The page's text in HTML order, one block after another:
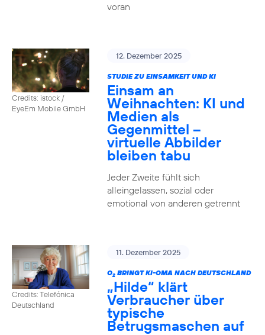
voran
Credits: istock /
EyeEm Mobile GmbH
12. Dezember 2025
STUDIE ZU EINSAMKEIT UND KI
Einsam an
Weihnachten: KI und
Medien als
Gegenmittel –
virtuelle Abbilder
bleiben tabu
Jeder Zweite fühlt sich
alleingelassen, sozial oder
emotional von anderen getrennt
Credits: Telefónica
Deutschland
11. Dezember 2025
O2BRINGT KI-OMA NACH DEUTSCHLAND
„Hilde“ klärt
Verbraucher über
typische
Betrugsmaschen auf